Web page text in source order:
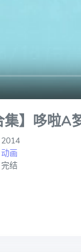
集】哆啦
动画
结